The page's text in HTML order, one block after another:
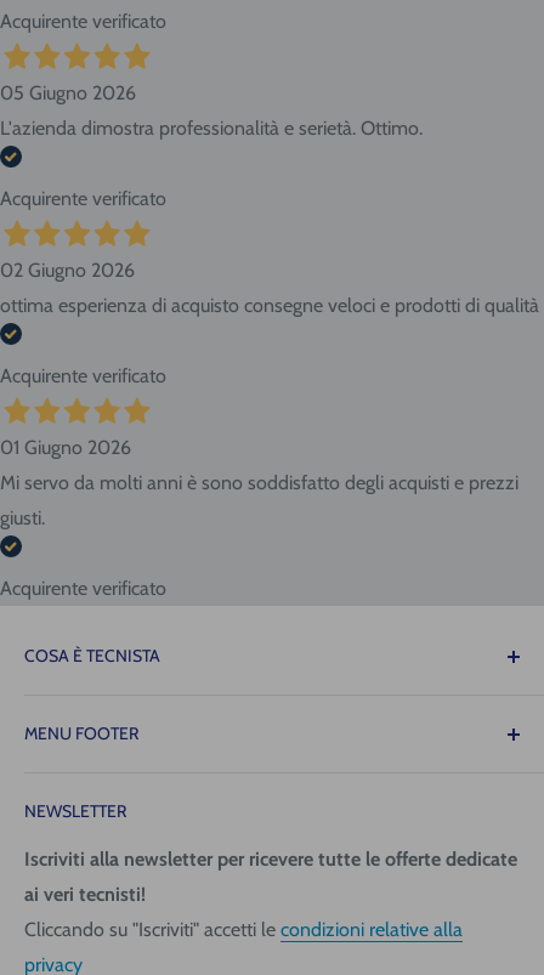
Acquirente verificato
05 Giugno 2026
L'azienda dimostra professionalità e serietà. Ottimo.
Acquirente verificato
02 Giugno 2026
ottima esperienza di acquisto consegne veloci e prodotti di qualità
Acquirente verificato
01 Giugno 2026
Mi servo da molti anni è sono soddisfatto degli acquisti e prezzi
giusti.
Acquirente verificato
COSA È TECNISTA
attrezzature necessarie per il tuo lavoro saranno sempre
operare con precisione, fluidità e senza intoppi!
MENU FOOTER
Spedizione (costi e tempi)
Pagamenti
Richiedi fattura
Informativa Privacy
NEWSLETTER
Iscriviti alla newsletter per ricevere tutte le offerte dedicate
ai veri tecnisti!
Cliccando su "Iscriviti" accetti le condizioni relative alla
privacy